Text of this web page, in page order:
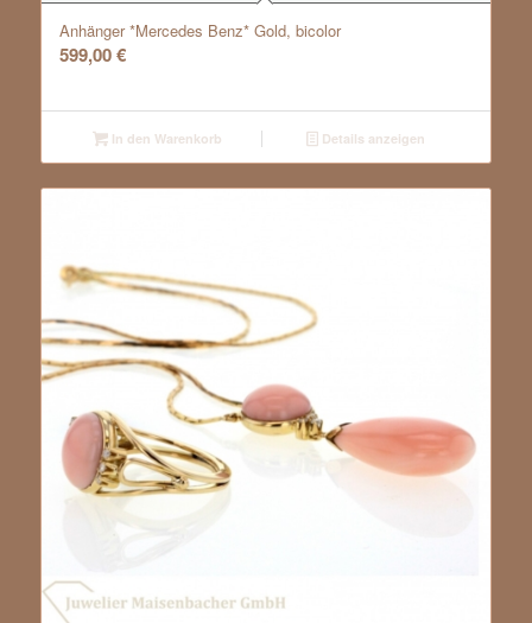
Anhänger *Mercedes Benz* Gold, bicolor
599,00€
In den Warenkorb Details anzeigen